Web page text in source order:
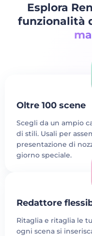
Esplora
funzionalità
Oltre 100 scene
Scegli da un ampio
di stili. Usali per
presentazione di
giorno speciale.
Redattore
Ritaglia e ritaglia le
ogni scena si